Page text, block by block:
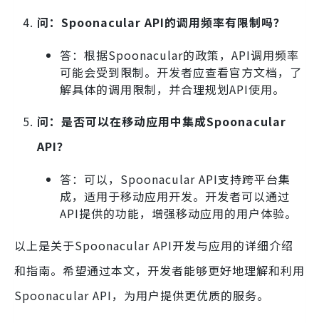
问：Spoonacular API的调用频率有限制吗？
答：根据Spoonacular的政策，API调用频率
可能会受到限制。开发者应查看官方文档，了
解具体的调用限制，并合理规划API使用。
问：是否可以在移动应用中集成Spoonacular
API？
答：可以，Spoonacular API支持跨平台集
成，适用于移动应用开发。开发者可以通过
API提供的功能，增强移动应用的用户体验。
以上是关于Spoonacular API开发与应用的详细介绍
和指南。希望通过本文，开发者能够更好地理解和利用
Spoonacular API，为用户提供更优质的服务。